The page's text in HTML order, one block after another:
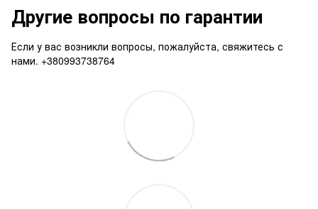
Другие вопросы по гарантии
Если у вас возникли вопросы, пожалуйста, свяжитесь с
нами. +380993738764